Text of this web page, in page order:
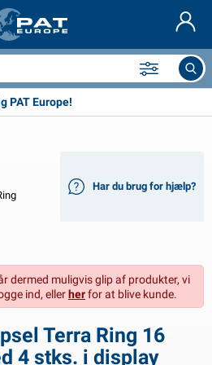
udvendig
PAT Europe!
Har du brug for hjælp?
dermed muligvis glip af produkter, vi
ind, ellerherfor at blive kunde.
Terra Ring 16
4 stks. i display